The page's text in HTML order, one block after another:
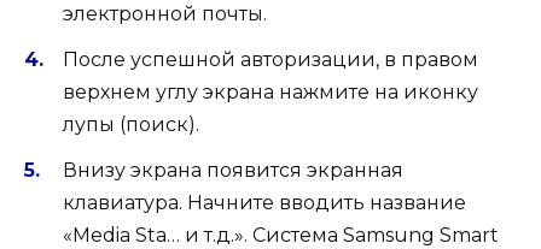
электронной почты.
После успешной авторизации, в правом
верхнем углу экрана нажмите на иконку
лупы (поиск).
Внизу экрана появится экранная
клавиатура. Начните вводить название
«Media Sta… и т.д.». Система Samsung Smart